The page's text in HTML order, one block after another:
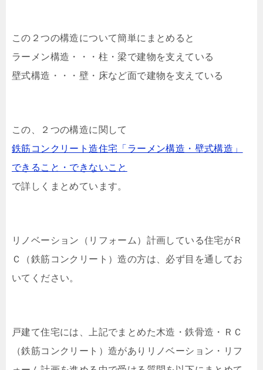
この２つの構造について簡単にまとめると
ラーメン構造・・・柱・梁で建物を支えている
壁式構造・・・壁・床など面で建物を支えている
この、２つの構造に関して
鉄筋コンクリート造住宅「ラーメン構造・壁式構造」
できること・できないこと
で詳しくまとめています。
リノベーション（リフォーム）計画している住宅がＲ
Ｃ（鉄筋コンクリート）造の方は、必ず目を通してお
いてください。
戸建て住宅には、上記でまとめた木造・鉄骨造・ＲＣ
（鉄筋コンクリート）造がありリノベーション・リフ